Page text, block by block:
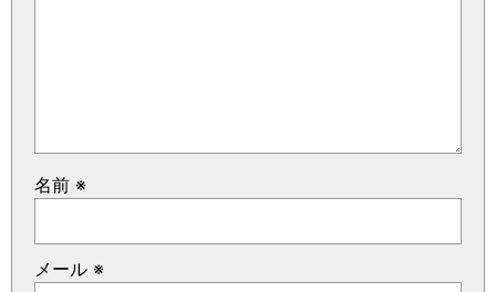
名前 ※
メール ※